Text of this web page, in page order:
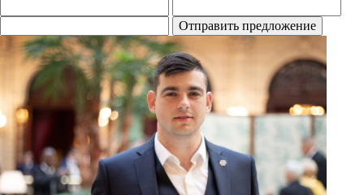
Отправить предложение